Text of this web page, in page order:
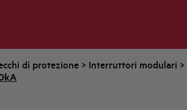
di protezione > Interruttori modulari >